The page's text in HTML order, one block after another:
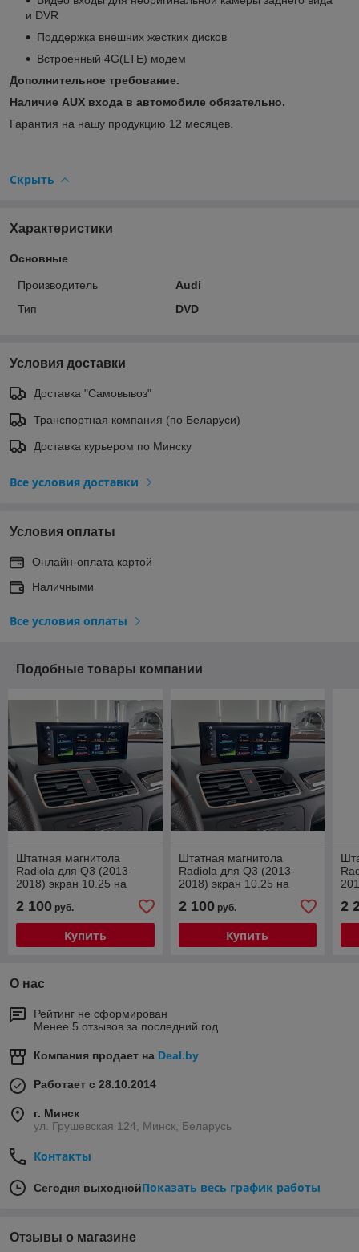
и DVR
Поддержка внешних жестких дисков
Встроенный 4G(LTE) модем
Дополнительное требование.
Наличие AUX входа в автомобиле обязательно.
Гарантия на нашу продукцию 12 месяцев.
Скрыть
Характеристики
Основные
Производитель
Audi
Тип
DVD
Условия доставки
Доставка "Самовывоз"
Транспортная компания (по Беларуси)
Доставка курьером по Минску
Все условия доставки
Условия оплаты
Онлайн-оплата картой
Наличными
Все условия оплаты
Подобные товары компании
Штатная магнитола
Radiola для Q3 (2013-
2018) экран 10.25 на
Android 12 (без штатной
навигации) 8/128gb/4g
2 100 руб.
Купить
Штатная магнитола
Radiola для Q3 (2013-
2018) экран 10.25 на
комплектации 3G+)
8/128gb/4g
2 100руб.
Купить
(8/
2
О нас
Рейтинг не сформирован
Менее 5 отзывов за последний год
Компания продает на Deal.by
Работает с 28.10.2014
г. Минск
ул. Грушевская 124, Минск, Беларусь
Контакты
Сегодня выходнойПоказать весь график работы
Отзывы о магазине